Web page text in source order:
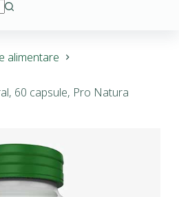
alimentare
60 capsule, Pro Natura